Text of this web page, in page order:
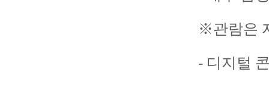
※관람은
- 디지털